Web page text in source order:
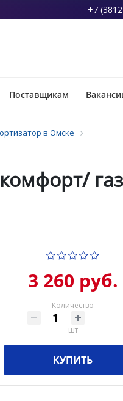
+7
Поставщикам
в Омске
3 260 руб.
Количество
шт
КУПИТЬ